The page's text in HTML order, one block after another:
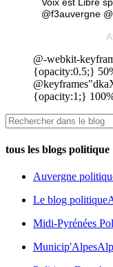
Voix est Libre
@f3auvergne
@-webkit-
{opacity:0.5;}
{opacity:1;}
tous les blogs politique
Auvergne
Le blog politique
Midi-Pyrénées
Municip'Alpes